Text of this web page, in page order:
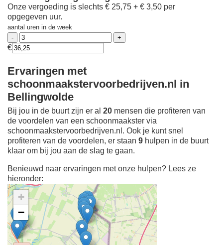
Onze vergoeding is slechts € 25,75 + € 3,50 per
opgegeven uur.
aantal uren in de week
€
Ervaringen met
schoonmaakstervoorbedrijven.nl in
Bellingwolde
Bij jou in de buurt zijn er al 20 mensen die profiteren van
de voordelen van een schoonmaakster via
schoonmaakstervoorbedrijven.nl. Ook je kunt snel
profiteren van de voordelen, er staan 9 hulpen in de buurt
klaar om bij jou aan de slag te gaan.
Benieuwd naar ervaringen met onze hulpen? Lees ze
hieronder:
Ontdek meer ervaringen
Schoonmaakster bij
jou in de buurt
+
−